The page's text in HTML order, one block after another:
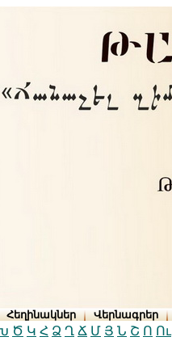
Հեղինակներ Վերնագրեր
Ծ Կ Հ Ձ Ղ Ճ Մ Յ Ն Շ Ո Ու